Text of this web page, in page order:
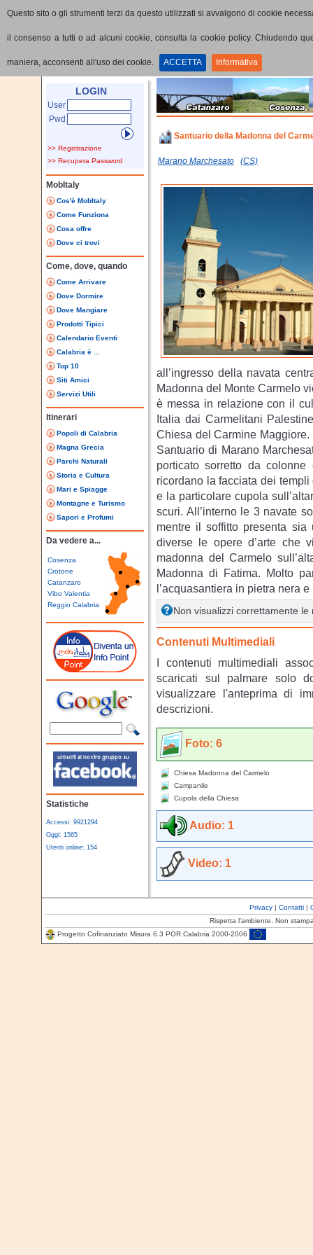
Questo sito o gli strumenti terzi da questo utilizzati si avvalgono di cookie
il consenso a tutti o ad alcuni cookie, consulta la cookie policy. Chiudendo
maniera, acconsenti all'uso dei cookie. ACCETTA Informativa
Dettaglio PoI
LOGIN
User
Pwd
>> Registrazione
>> Recupera Password
MobItaly
Cos'è MobItaly
Come Funziona
Cosa offre
Dove ci trovi
Come, dove, quando
Come Arrivare
Dove Dormire
Dove Mangiare
Prodotti Tipici
Calendario Eventi
Calabria è ...
Top 10
Siti Amici
Servizi Utili
Itinerari
Popoli di Calabria
Magna Grecia
Parchi Naturali
Storia e Cultura
Mari e Spiagge
Montagne e Turismo
Sapori e Profumi
Da vedere a...
Cosenza
Crotone
Catanzaro
Vibo Valentia
Reggio Calabria
Statistiche
Accessi: 9921294
Oggi: 1565
Utenti online: 154
Santuario della Madonna del
Marano Marchesato (CS)
all’ingresso della navata
Madonna del Monte Carmelo
è messa in relazione con il
Italia dai Carmelitani
Chiesa del Carmine
Santuario di Marano
porticato sorretto da colonne
ricordano la facciata dei
e la particolare cupola
scuri. All’interno le 3 navate
mentre il soffitto presenta
diverse le opere d’arte che
madonna del Carmelo
Madonna di Fatima. Molto
l’acquasantiera in pietra nera
Non visualizzi correttamente
Contenuti Multimediali
I contenuti multimediali
scaricati sul palmare solo
visualizzare l'anteprima di
descrizioni.
Foto: 6
Chiesa Madonna del Carmelo
Campanile
Cupola della Chiesa
Audio: 1
Video: 1
Privacy| Contatti|
Rispetta l'ambiente. Non
Progetto Cofinanziato Misura 6.3 POR Calabria 2000-2006